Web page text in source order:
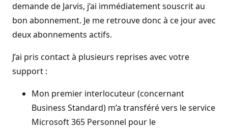
demande de Jarvis, j’ai immédiatement souscrit au
bon abonnement. Je me retrouve donc à ce jour avec
deux abonnements actifs.
J’ai pris contact à plusieurs reprises avec votre
support :
Mon premier interlocuteur (concernant
Business Standard) m’a transféré vers le service
Microsoft 365 Personnel pour le